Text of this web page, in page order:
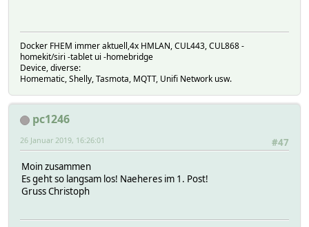
Docker FHEM immer aktuell,4x HMLAN, CUL443, CUL868 -
homekit/siri -tablet ui -homebridge
Device, diverse:
Homematic, Shelly, Tasmota, MQTT, Unifi Network usw.
pc1246
#47
26 Januar 2019, 16:26:01
Moin zusammen
Es geht so langsam los! Naeheres im 1. Post!
Gruss Christoph